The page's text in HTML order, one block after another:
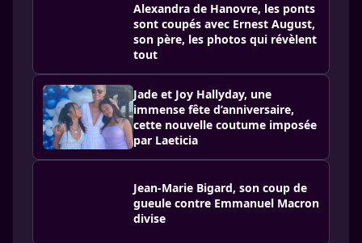
Alexandra de Hanovre, les ponts
sont coupés avec Ernest August,
son père, les photos qui révèlent
tout
Jade et Joy Hallyday, une
immense fête d’anniversaire,
cette nouvelle coutume imposée
par Laeticia
Jean-Marie Bigard, son coup de
gueule contre Emmanuel Macron
divise